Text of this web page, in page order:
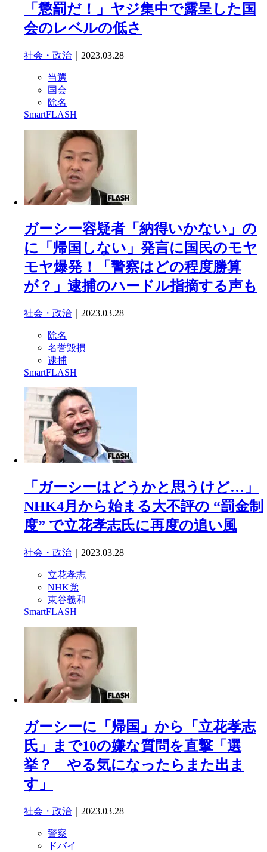
「懲罰だ！」ヤジ集中で露呈した国
会のレベルの低さ
社会・政治 ｜2023.03.28
当選
国会
除名
SmartFLASH
ガーシー容疑者「納得いかない」の
に「帰国しない」発言に国民のモヤ
モヤ爆発！「警察はどの程度勝算
が？」逮捕のハードル指摘する声も
社会・政治 ｜2023.03.28
除名
名誉毀損
逮捕
SmartFLASH
「ガーシーはどうかと思うけど…」
NHK4月から始まる大不評の “罰金制
度” で立花孝志氏に再度の追い風
社会・政治 ｜2023.03.28
立花孝志
NHK党
東谷義和
SmartFLASH
ガーシーに「帰国」から「立花孝志
氏」まで10の嫌な質問を直撃「選
挙？ やる気になったらまた出ま
す」
社会・政治 ｜2023.03.28
警察
ドバイ